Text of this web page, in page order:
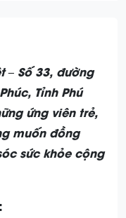
– Số 33, đường
Tỉnh Phú
ứng viên trẻ,
muốn đồng
sức khỏe cộng